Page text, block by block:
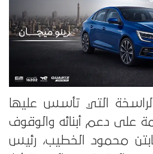
الراسخة التي تأسس عليها
على دعم أبنائه والوقوف
محمود الخطيب، رئيس